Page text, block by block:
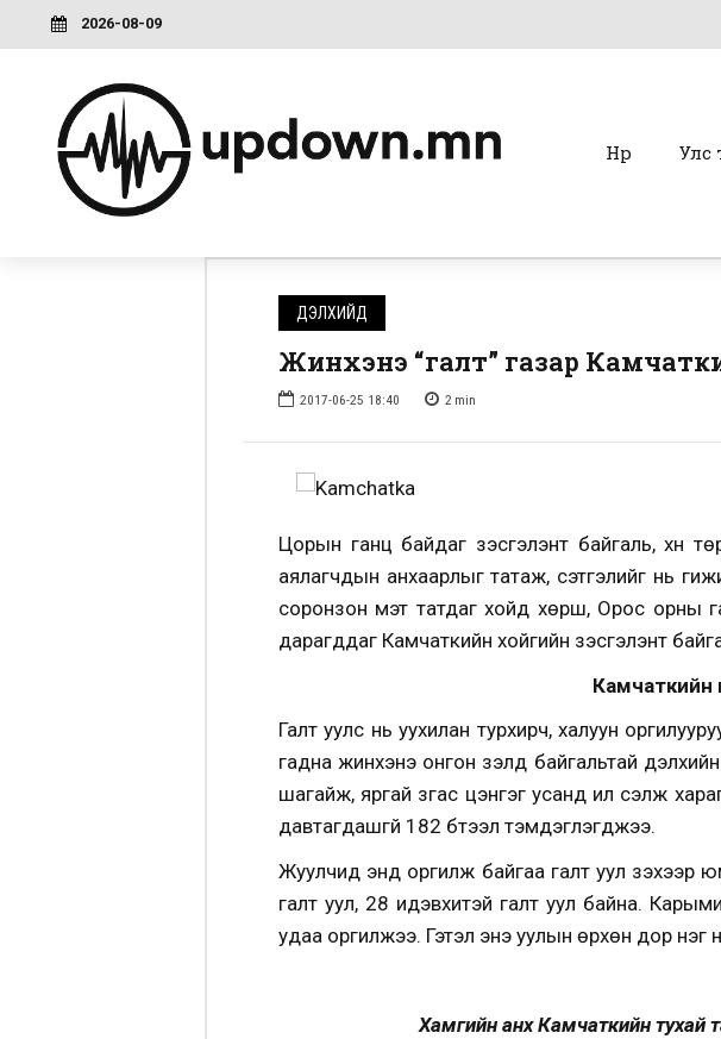
2026-08-09
Нүүр Улс
ДЭЛХИЙД
Жинхэнэ “галт” газар
2017-06-25 18:40 2 min
Цорын ганц байдаг үзэсгэлэнт байгаль, хүн
аялагчдын анхаарлыг татаж, сэтгэлийг нь
соронзон мэт татдаг хойд хөрш, Орос орны
дарагддаг Камчаткийн хойгийн үзэсгэлэнт
Камчаткийн
Галт уулс нь уухилан турхирч, халуун
гадна жинхэнэ онгон зэлүүд байгальтай
шагайж, яргай згас цэнгэг усанд ил сэлж
давтагдашгүй 182 бүтээл тэмдэглэгджээ.
Жуулчид энд оргилж байгаа галт уул
галт уул, 28 идэвхитэй галт уул байна.
удаа оргилжээ. Гэтэл энэ уулын өрхөн дор нэг
Хамгийн анх Камчаткийн тухай